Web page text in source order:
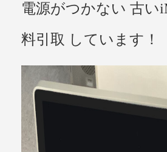
電源がつかない 古い
料引取 しています！